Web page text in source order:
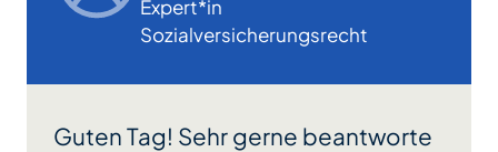
Expert*in
Sozialversicherungsrecht
Guten Tag! Sehr gerne beantworte